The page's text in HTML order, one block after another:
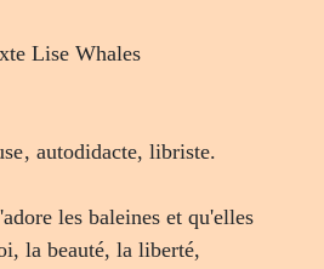
autodidacte, libriste.
les baleines et qu'elles
la beauté, la liberté,